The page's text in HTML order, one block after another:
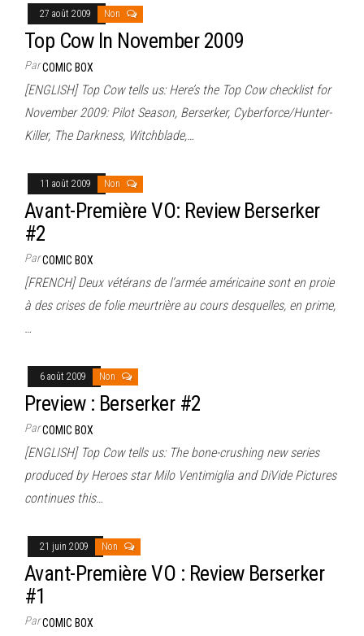
27 août 2009 Non
Top Cow In November 2009
ParCOMIC BOX
[ENGLISH] Top Cow tells us: Here’s the Top Cow checklist for
November 2009: Pilot Season, Berserker, Cyberforce/Hunter-
Killer, The Darkness, Witchblade,…
11 août 2009 Non
Avant-Première VO: Review Berserker
#2
ParCOMIC BOX
[FRENCH] Deux vétérans de l’armée américaine sont en proie
à des crises de folie meurtrière au cours desquelles, en prime,
…
6 août 2009 Non
Preview : Berserker #2
ParCOMIC BOX
[ENGLISH] Top Cow tells us: The bone-crushing new series
produced by Heroes star Milo Ventimiglia and DiVide Pictures
continues this…
21 juin 2009 Non
Avant-Première VO : Review Berserker
#1
ParCOMIC BOX